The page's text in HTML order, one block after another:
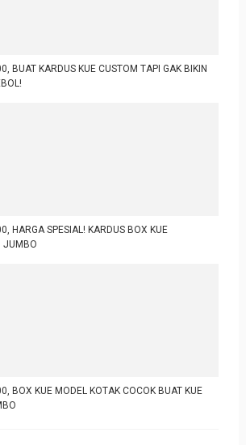
BUAT KARDUS KUE CUSTOM TAPI GAK BIKIN
HARGA SPESIAL! KARDUS BOX KUE
JUMBO
BOX KUE MODEL KOTAK COCOK BUAT KUE